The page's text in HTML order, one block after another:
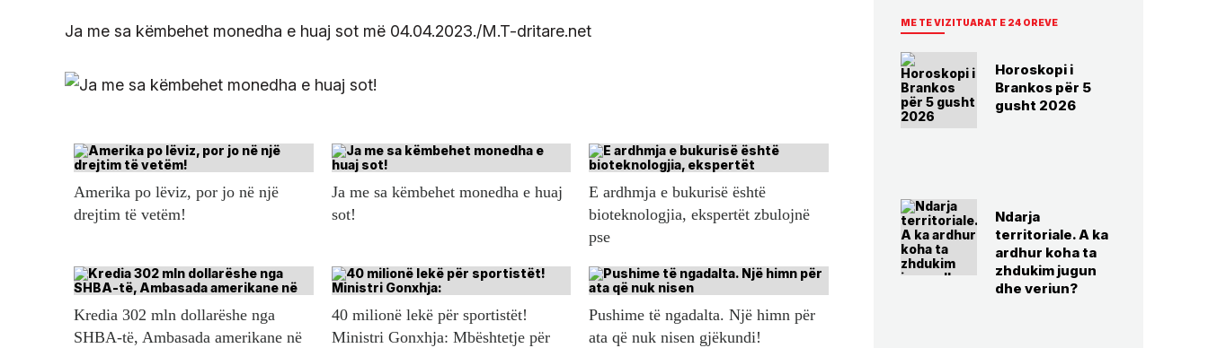
Ja me sa këmbehet monedha e huaj sot më 04.04.2023./M.T-dritare.net
Amerika po lëviz, por jo në një
drejtim të vetëm!
Ja me sa këmbehet monedha e huaj
sot!
E ardhmja e bukurisë është
bioteknologjia, ekspertët zbulojnë
pse
Kredia 302 mln dollarëshe nga
SHBA-të, Ambasada amerikane në
40 milionë lekë për sportistët!
Ministri Gonxhja: Mbështetje për
Pushime të ngadalta. Një himn për
ata që nuk nisen gjëkundi!
ME TE VIZITUARAT E 24 OREVE
Horoskopi i
Brankos për 5
gusht 2026
Ndarja
territoriale. A ka
ardhur koha ta
zhdukim jugun
dhe veriun?